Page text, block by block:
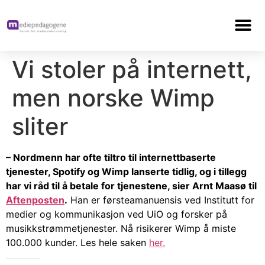
Vi stoler på internett,
men norske Wimp
sliter
– Nordmenn har ofte tiltro til internettbaserte
tjenester, Spotify og Wimp lanserte tidlig, og i tillegg
har vi råd til å betale for tjenestene, sier Arnt Maasø til
Aftenposten. Han er førsteamanuensis ved Institutt for
medier og kommunikasjon ved UiO og forsker på
musikkstrømmetjenester. Nå risikerer Wimp å miste
100.000 kunder. Les hele saken her.